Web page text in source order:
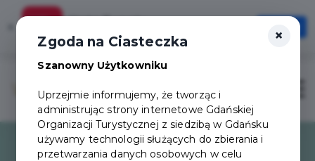
Szybciej, wygodniej, zawsze pod ręką
Otwórz
×
Zgoda na Ciasteczka
Szanowny Użytkowniku
Uprzejmie informujemy, że tworząc i
administrując strony internetowe Gdańskiej
Organizacji Turystycznej z siedzibą w Gdańsku
używamy technologii służących do zbierania i
przetwarzania danych osobowych w celu